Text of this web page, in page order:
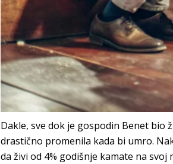
Dakle, sve dok je gospodin Benet bio
drastično promenila kada bi umro.
da živi od 4% godišnje kamate na